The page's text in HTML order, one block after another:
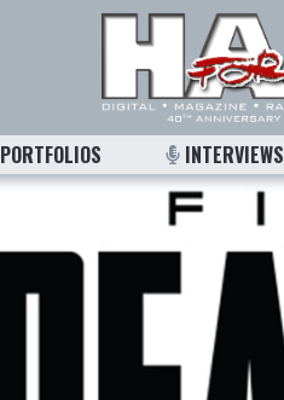
PORTFOLIOS INTERVIEWS